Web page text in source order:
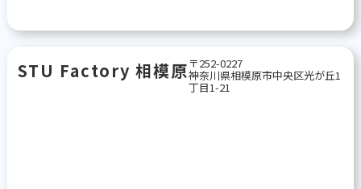
STU Factory 相模原 〒252-0227
神奈川県相模原市中央区光が丘1
丁目1-21